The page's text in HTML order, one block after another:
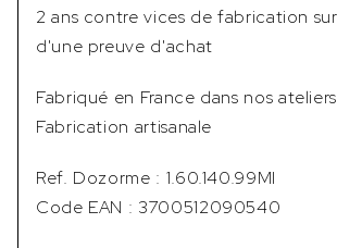
2 ans contre vices de fabrication
d'une preuve d'achat
Fabriqué en France dans nos
Fabrication artisanale
Ref. Dozorme : 1.60.140.99MI
Code EAN : 3700512090540